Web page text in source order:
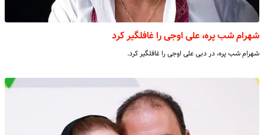
شهرام شب پره، علی اوجی را غافلگیر کرد
شهرام شب پره، در دبی علی اوجی را غافلگیر کرد.